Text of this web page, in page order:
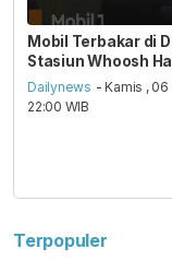
Mobil Terbakar di
Stasiun Whoosh
Dailynews - Kamis ,
22:00 WIB
Terpopuler